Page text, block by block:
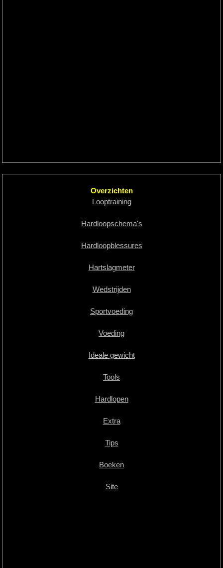
Overzichten
Looptraining
Hardloopschema's
Hardloopblessures
Hartslagmeter
Wedstrijden
Sportvoeding
Voeding
Ideale gewicht
Tools
Hardlopen
Extra
Tips
Boeken
Site